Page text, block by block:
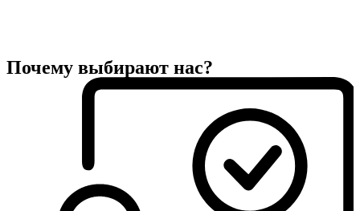
Почему выбирают нас?